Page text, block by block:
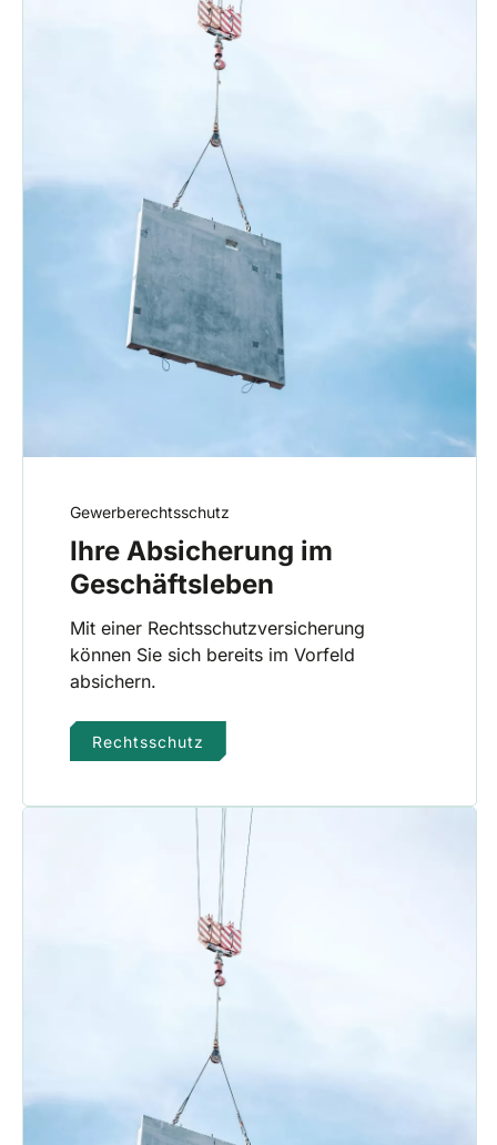
Gewerberechtsschutz
Ihre Absicherung im
Geschäftsleben
Mit einer Rechtsschutzversicherung
können Sie sich bereits im Vorfeld
absichern.
Rechtsschutz